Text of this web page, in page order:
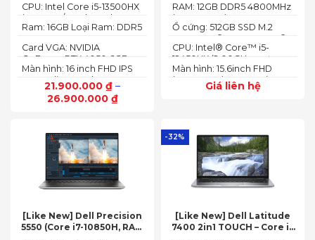
16GB, 512GB, RTX 4050 6GB,
16″ FHD 165Hz)
21.900.000 ₫ –
26.900.000 ₫
Màn hình: 16 inch FHD IPS
165Hz SlimBezel, sRGB
100%, Acer ComfyView,
500 nits
Card VGA: NVIDIA
GeForce RTX 4050 6GB
(140W)
Ram: 16GB Loại Ram: DDR5
CPU: Intel Core i5-13500HX
(14 Cores/ 20 Threads, up
to 4.70 GHz, 24MB)
3050 6GB, 15.6″ FHD 144Hz)
Giá liên hệ
Màn hình: 15.6inch FHD
(1920x1080) IPS 300nits
Anti-glare, 100%sRGB,
CPU: Intel® Core™ i5-
12450HX (2.00GHz up to
4.40GHz, 12MB Cache)
Ổ cứng: 512GB SSD M.2
2242 PCIe® 4.0x4 NVMe®
RAM: 12GB DDR5 4800MHz
(up to 32GB)
[Like New] Dell Precision
5550 (Core i7-10850H, RAM
-32%
[Like New] Dell Latitude
7400 2in1 TOUCH – Core i7